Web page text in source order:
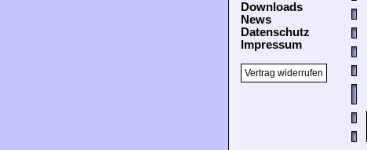
Downloads
News
Datenschutz
Impressum
Vertrag widerrufen